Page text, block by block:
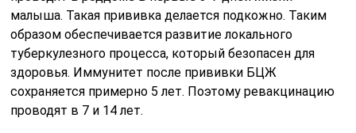
малыша. Такая прививка делается подкожно. Таким
образом обеспечивается развитие локального
туберкулезного процесса, который безопасен для
здоровья. Иммунитет после прививки БЦЖ
сохраняется примерно 5 лет. Поэтому ревакцинацию
проводят в 7 и 14 лет.